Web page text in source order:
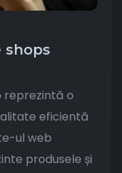
shops
reprezintă o
eficientă
ul web
produsele și